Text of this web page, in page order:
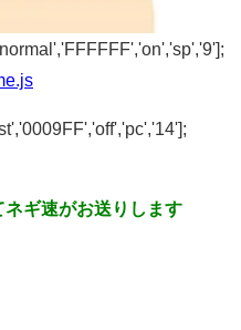
ネギ速がお送りします